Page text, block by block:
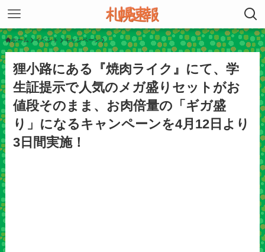
ホーム イベント キャンペーン
狸小路にある『焼肉ライク』にて、学
生証提示で人気のメガ盛りセットがお
値段そのまま、お肉倍量の「ギガ盛
り」になるキャンペーンを4月12日より
3日間実施！